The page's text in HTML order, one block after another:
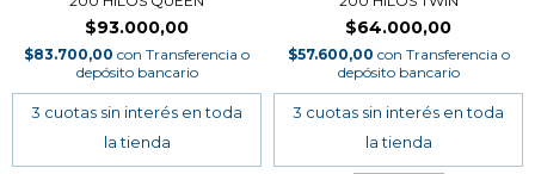
$93.000,00
$83.700,00 con Transferencia o
depósito bancario
$64.000,00
$57.600,00 con Transferencia o
depósito bancario